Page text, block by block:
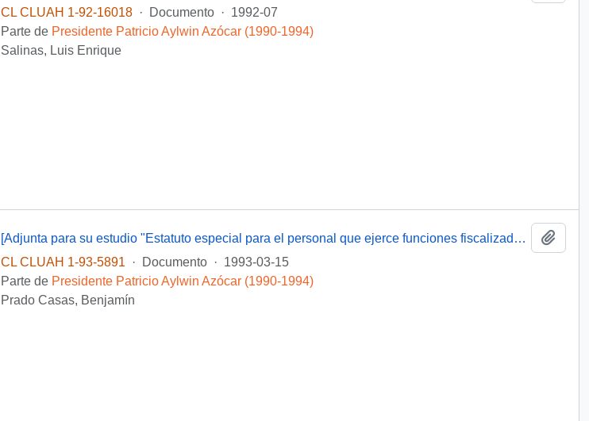
CL CLUAH 1-92-16018
· Documento · 1992-07
Parte de Presidente Patricio Aylwin Azócar (1990-1994)
Salinas, Luis Enrique
[Adjunta para su estudio "Estatuto especial para el personal que ejerce funciones fiscalizadoras en el Servicio Nacional de Aduanas y Servicio de Impuestos Internos]
CL CLUAH 1-93-5891
· Documento · 1993-03-15
Parte de Presidente Patricio Aylwin Azócar (1990-1994)
Prado Casas, Benjamín